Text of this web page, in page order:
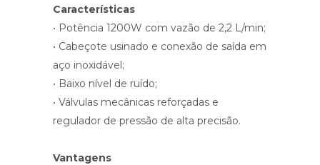
Características
• Potência 1200W com vazão de 2,2 L/min;
• Cabeçote usinado e conexão de saída em
aço inoxidável;
• Baixo nível de ruído;
• Válvulas mecânicas reforçadas e
regulador de pressão de alta precisão.
Vantagens